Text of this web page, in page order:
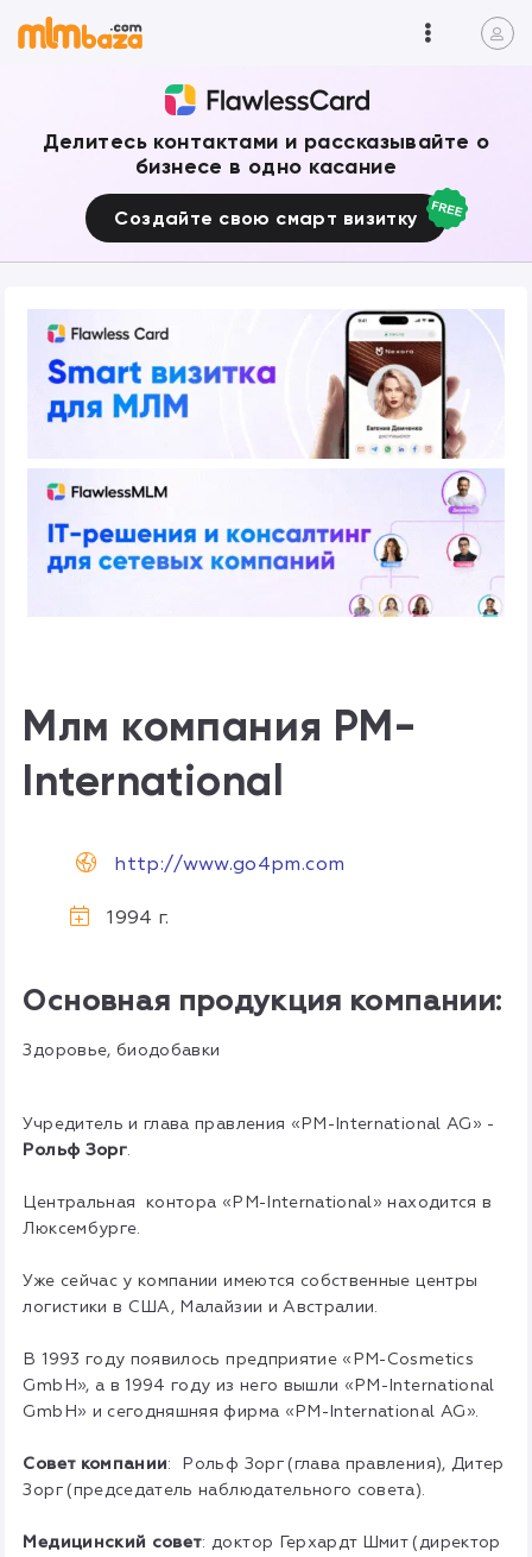
Делитесь контактами и рассказывайте о
бизнесе в одно касание
Создайте свою смарт визитку
Млм компания PM-
International
http://www.go4pm.com
1994 г.
Основная продукция компании:
Здоровье, биодобавки
Учредитель и глава правления «PM-International AG» -
Рольф Зорг.
Центральная контора «PM-International» находится в
Люксембурге.
Уже сейчас у компании имеются собственные центры
логистики в США, Малайзии и Австралии.
В 1993 году появилось предприятие «PM-Cosmetics
GmbH», а в 1994 году из него вышли «PM-International
GmbH» и сегодняшняя фирма «PM-International AG».
Совет компании: Рольф Зорг (глава правления), Дитер
Зорг (председатель наблюдательного совета).
Медицинский совет: доктор Герхардт Шмит (директор